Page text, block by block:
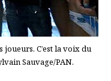
C’est la voix du
Sauvage/PAN.